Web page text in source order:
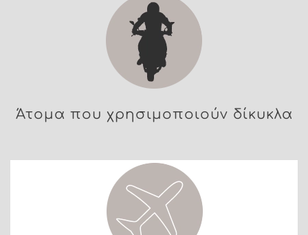
Άτομα που χρησιμοποιούν δίκυκλα